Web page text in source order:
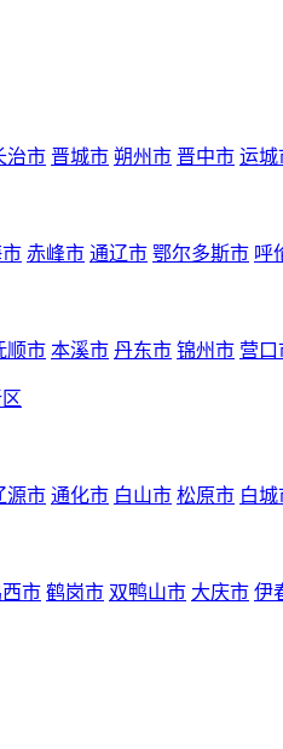
治市 晋城市 朔州市 晋中市 运城
赤峰市 通辽市 鄂尔多斯市 呼
顺市 本溪市 丹东市 锦州市 营口
源市 通化市 白山市 松原市 白城
市 鹤岗市 双鸭山市 大庆市 伊